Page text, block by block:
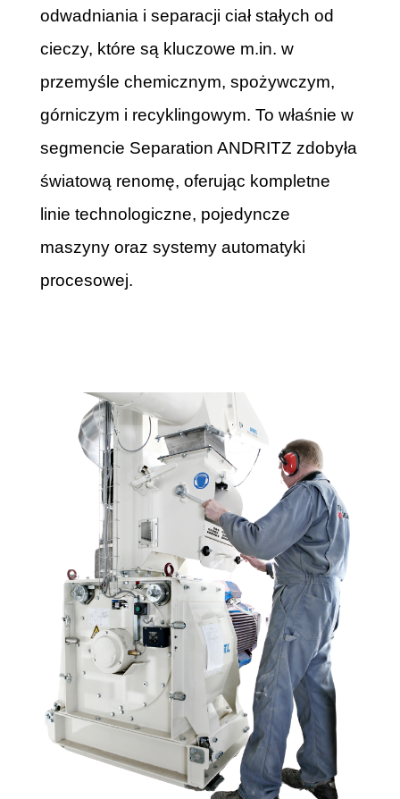
odwadniania i separacji ciał stałych od
cieczy, które są kluczowe m.in. w
przemyśle chemicznym, spożywczym,
górniczym i recyklingowym. To właśnie w
segmencie Separation ANDRITZ zdobyła
światową renomę, oferując kompletne
linie technologiczne, pojedyncze
maszyny oraz systemy automatyki
procesowej.